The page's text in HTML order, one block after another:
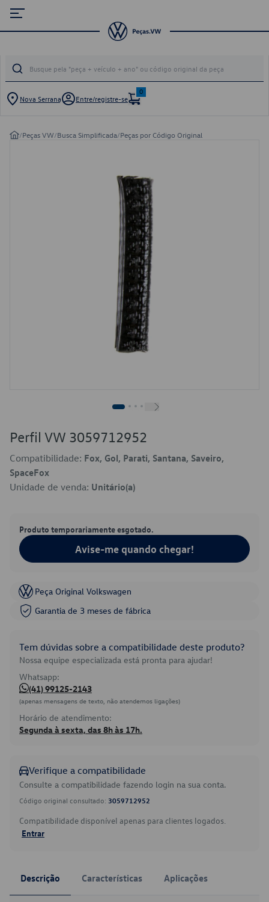
Nova Serrana Entre/registre-se
0
/Peças VW/Busca Simplificada/Peças por Código Original
Perfil VW 3059712952
Compatibilidade: Fox, Gol, Parati, Santana, Saveiro,
SpaceFox
Unidade de venda: Unitário(a)
Produto temporariamente esgotado.
Avise-me quando chegar!
Peça Original Volkswagen
Garantia de 3 meses de fábrica
Tem dúvidas sobre a compatibilidade deste produto?
Nossa equipe especializada está pronta para ajudar!
Whatsapp:
(41) 99125-2143
(apenas mensagens de texto, não atendemos ligações)
Horário de atendimento:
Segunda à sexta, das 8h às 17h.
Verifique a compatibilidade
Consulte a compatibilidade fazendo login na sua conta.
Código original consultado: 3059712952
Compatibilidade disponível apenas para clientes logados.
Entrar
Descrição Características Aplicações